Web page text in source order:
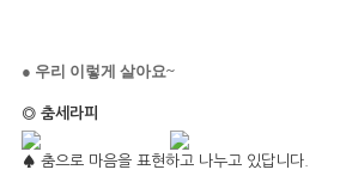
● 우리 이렇게 살아요~
◎ 춤세라피
♠ 춤으로 마음을 표현하고 나누고 있답니다.